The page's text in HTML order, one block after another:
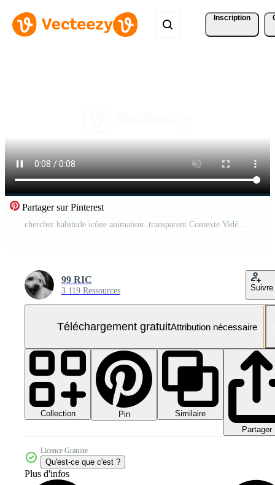
Inscription
Partager sur Pinterest
chercher habitude icône animation. transparent Contexte Vidéo Gratuite
99 RIC
3 119 Ressources Suivre
Téléchargement gratuitAttribution nécessaire
Collection Pin
Similaire
Partager
Licence Gratuite
Qu'est-ce que c'est ?
Plus d'infos